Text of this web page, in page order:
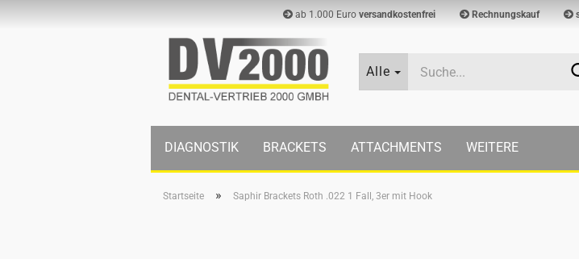
ab 1.000 Euro versandkostenfrei Rechnungskauf
Alle
DIAGNOSTIK BRACKETS ATTACHMENTS WEITERE
Startseite » Saphir Brackets Roth .022 1 Fall, 3er mit Hook